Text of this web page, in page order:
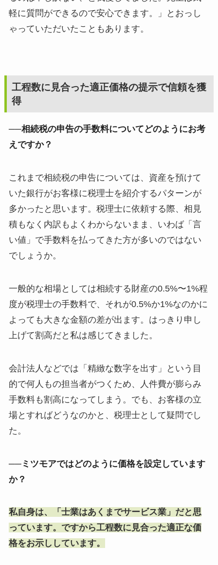
軽に質問ができるので安心できます。」とおっし
ゃっていただいたこともあります。
工程数に見合った適正価格の提示で信頼を獲
得
──相続税の申告の手数料についてどのようにお考
えですか？
これまで相続税の申告については、資産を預けて
いた銀行がお客様に税理士を紹介するパターンが
多かったと思います。税理士に依頼する際、相見
積もなく内訳もよくわからないまま、いわば「言
い値」で手数料を払ってきた方が多いのではない
でしょうか。
一般的な相場としては相続する財産の0.5%〜1%程
度が税理士の手数料で、それが0.5%か1%なのかに
よっても大きな金額の差が出ます。はっきり申し
上げて割高だと私は感じてきました。
会計法人などでは「精緻な数字を出す」という目
的で何人もの担当者がつくため、人件費が膨らみ
手数料も割高になってしまう。でも、お客様の立
場とすればどうなのかと、税理士として疑問でし
た。
──ミツモアではどのように価格を設定しています
か？
私自身は、「士業はあくまでサービス業」だと思
っています。ですから工程数に見合った適正な価
格をお示ししています。